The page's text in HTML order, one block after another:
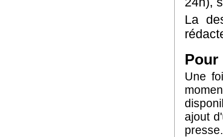
La
Une
ajout